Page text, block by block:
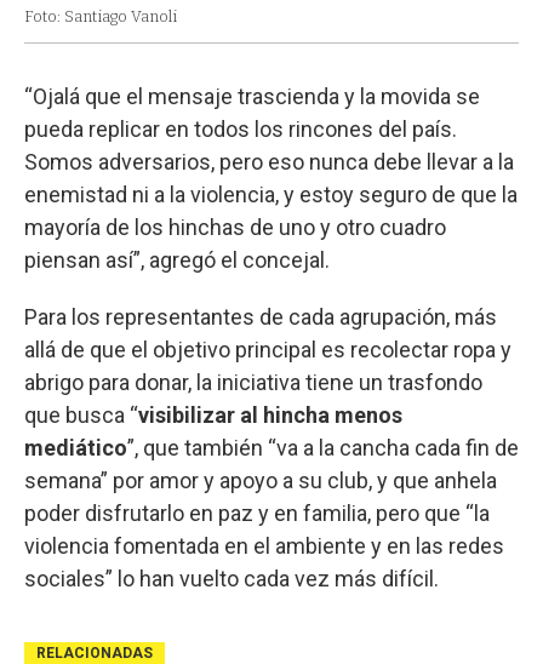
Foto: Santiago Vanoli
“Ojalá que el mensaje trascienda y la movida se
pueda replicar en todos los rincones del país.
Somos adversarios, pero eso nunca debe llevar a la
enemistad ni a la violencia, y estoy seguro de que la
mayoría de los hinchas de uno y otro cuadro
piensan así”, agregó el concejal.
Para los representantes de cada agrupación, más
allá de que el objetivo principal es recolectar ropa y
abrigo para donar, la iniciativa tiene un trasfondo
que busca “visibilizar al hincha menos
mediático”, que también “va a la cancha cada fin de
semana” por amor y apoyo a su club, y que anhela
poder disfrutarlo en paz y en familia, pero que “la
violencia fomentada en el ambiente y en las redes
sociales” lo han vuelto cada vez más difícil.
RELACIONADAS